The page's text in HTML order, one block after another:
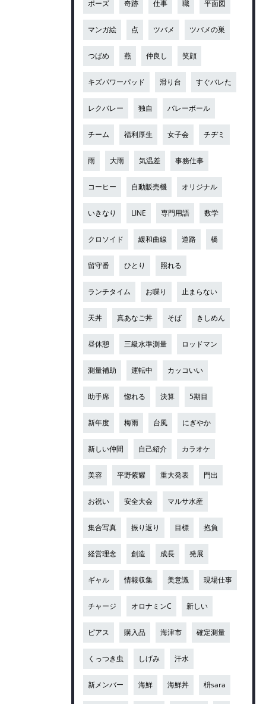
ポーズ 奇跡 仕事 職 平面図
マンガ絵 点 ツバメ ツバメの巣
つばめ 燕 仲良し 笑顔
キズパワーパッド 滑り台 すぐバレた
レクバレー 独自 バレーボール
チーム 福利厚生 女子会 チヂミ
雨 大雨 気温差 事務仕事
コーヒー 自動販売機 オリジナル
いきなり LINE 専門用語 数学
クロソイド 緩和曲線 道路 橋
留守番 ひとり 照れる
ランチタイム お喋り 止まらない
天丼 真あなご丼 そば きしめん
昼休憩 三級水準測量 ロッドマン
測量補助 運転中 カッコいい
助手席 惚れる 決算 5期目
新年度 梅雨 台風 にぎやか
新しい仲間 自己紹介 カラオケ
美容 平野紫耀 重大発表 門出
お祝い 安全大会 マルサ水産
集合写真 振り返り 目標 抱負
経営理念 創造 成長 発展
ギャル 情報収集 美意識 現場仕事
チャージ オロナミンC 新しい
ピアス 購入品 海津市 確定測量
くっつき虫 しげみ 汗水
新メンバー 海鮮 海鮮丼 枡sara